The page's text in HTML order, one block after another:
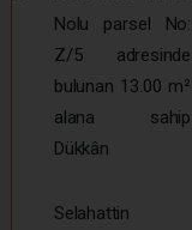
Nolu parsel No:
Z/5 adresinde
bulunan 13.00 m²
alana sahip
Dükkân
Selahattin